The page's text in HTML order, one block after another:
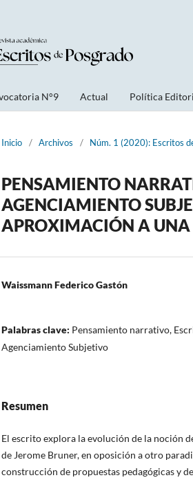
N°9 Actual Política
Inicio / Archivos / Núm. 1 (2020): Escritos
PENSAMIENTO
AGENCIAMIENTO
APROXIMACIÓN A UNA
Waissmann Federico Gastón
Palabras clave: Pensamiento narrativo,
Agenciamiento Subjetivo
Resumen
El escrito explora la evolución de la noción
de Jerome Bruner, en oposición a otro
construcción de propuestas pedagógicas y